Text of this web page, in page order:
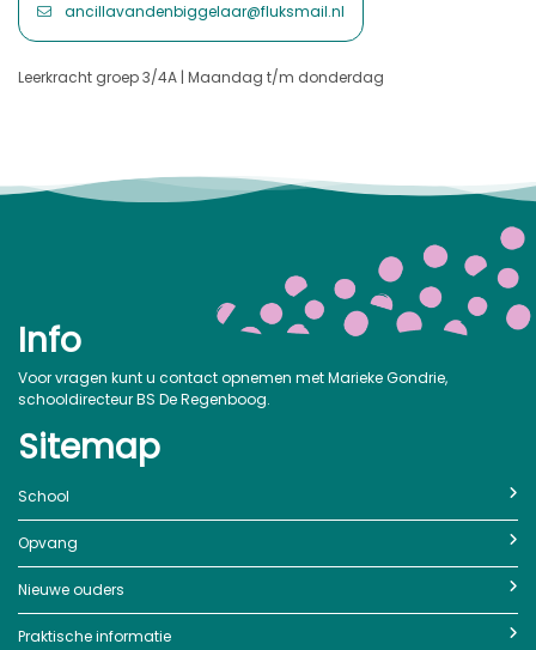
ancillavandenbiggelaar@fluksmail.nl
Leerkracht groep 3/4A | Maandag t/m donderdag
Info
Voor vragen kunt u contact opnemen met Marieke Gondrie,
schooldirecteur BS De Regenboog.
Sitemap
School
Opvang
Nieuwe ouders
Praktische informatie